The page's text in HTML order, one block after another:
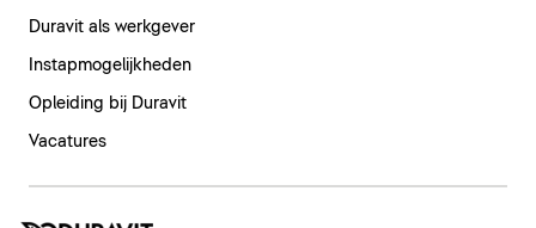
Duravit als werkgever
Instapmogelijkheden
Opleiding bij Duravit
Vacatures